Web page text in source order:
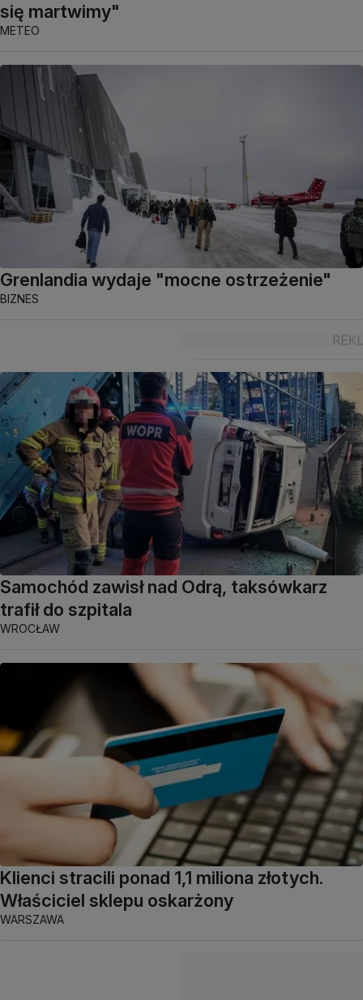
się martwimy"
METEO
Grenlandia wydaje "mocne ostrzeżenie"
BIZNES
Samochód zawisł nad Odrą, taksówkarz
trafił do szpitala
WROCŁAW
Klienci stracili ponad 1,1 miliona złotych.
Właściciel sklepu oskarżony
WARSZAWA